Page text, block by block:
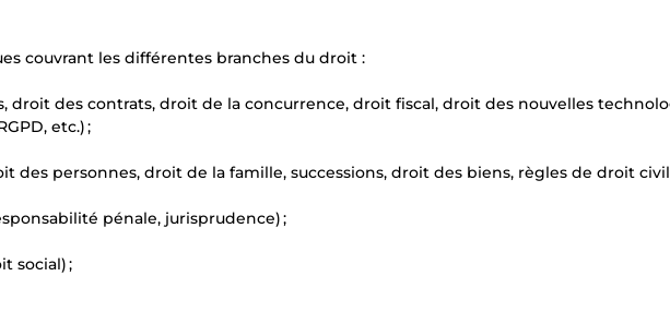
couvrant les différentes branches du droit :
droit des contrats, droit de la concurrence, droit fiscal, droit des nouvelles
etc.) ;
des personnes, droit de la famille, successions, droit des biens, règles de droit
pénale, jurisprudence) ;
social) ;